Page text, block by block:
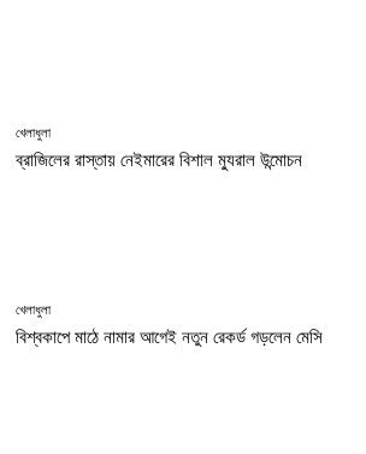
খেলাধুলা
ব্রাজিলের রাস্তায় নেইমারের বিশাল ম্যুরাল উন্মোচন
খেলাধুলা
বিশ্বকাপে মাঠে নামার আগেই নতুন রেকর্ড গড়লেন মেসি